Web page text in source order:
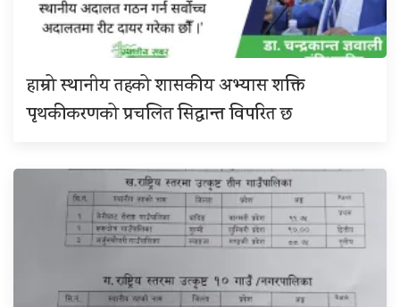
हाम्रो स्थानीय तहको शासकीय अभ्यास शक्ति
पृथकीकरणको प्रचलित सिद्धान्त विपरित छ